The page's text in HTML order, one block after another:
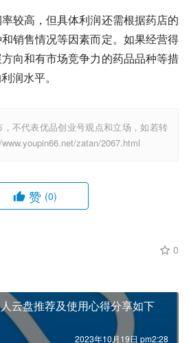
较高，但具体利润还需根据药店的
销售情况等因素而定。如果经营得
向和有市场竞争力的药品品种等措
润水平。
不代表优品创业号观点和立场，如若转
zatan/2067.html
赞 (0)
0
云盘推荐及使用心得分享如下
2023年10月19日 pm2:28